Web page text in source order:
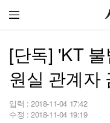
[단독] 'KT
원실 관계자
입력 : 2018-11-04 17:42
수정 : 2018-11-04 19:19